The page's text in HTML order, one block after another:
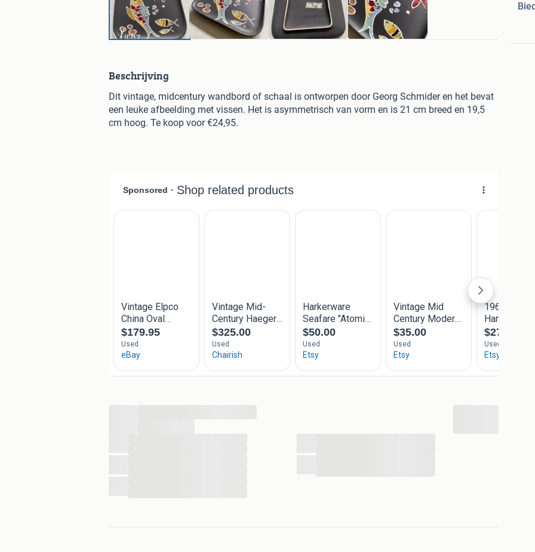
Beschrijving
Dit vintage, midcentury wandbord of schaal is ontworpen door Georg Schmider en het bevat
een leuke afbeelding met vissen. Het is asymmetrisch van vorm en is 21 cm breed en 19,5
cm hoog. Te koop voor €24,95.